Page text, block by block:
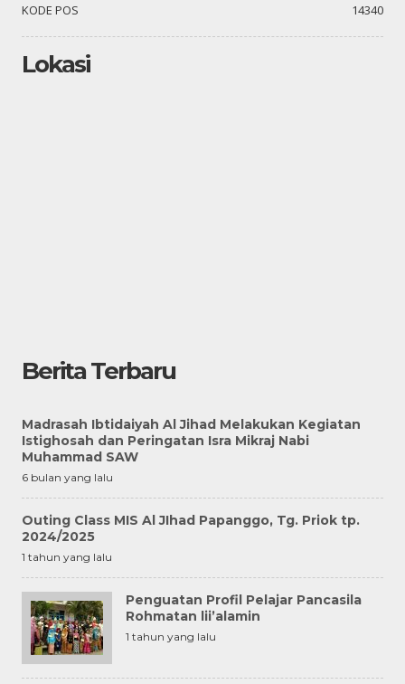
KODE POS
14340
Lokasi
Berita Terbaru
Madrasah Ibtidaiyah Al Jihad Melakukan Kegiatan
Istighosah dan Peringatan Isra Mikraj Nabi
Muhammad SAW
6 bulan yang lalu
Outing Class MIS Al JIhad Papanggo, Tg. Priok tp.
2024/2025
1 tahun yang lalu
Penguatan Profil Pelajar Pancasila
Rohmatan lii’alamin
1 tahun yang lalu